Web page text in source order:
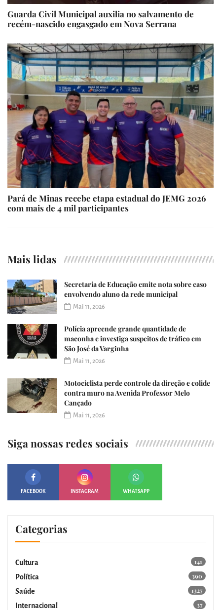
Guarda Civil Municipal auxilia no salvamento de
recém-nascido engasgado em Nova Serrana
Pará de Minas recebe etapa estadual do JEMG 2026
com mais de 4 mil participantes
Mais lidas
Secretaria de Educação emite nota sobre caso
envolvendo aluno da rede municipal
Mai 11, 2026
Polícia apreende grande quantidade de
maconha e investiga suspeitos de tráfico em
São José da Varginha
Mai 11, 2026
Motociclista perde controle da direção e colide
contra muro na Avenida Professor Melo
Cançado
Mai 11, 2026
Siga nossas redes sociais
FACEBOOK INSTAGRAM WHATSAPP
Categorias
Cultura
141
Política
390
Saúde
1327
Internacional
37